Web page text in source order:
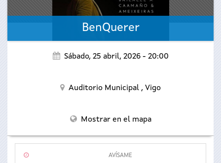
BenQuerer
Sábado, 25 abril, 2026 - 20:00
Auditorio Municipal , Vigo
Mostrar en el mapa
AVÍSAME